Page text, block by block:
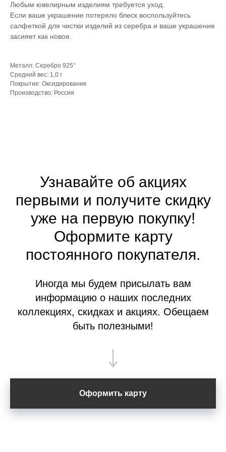
Любым ювелирным изделиям требуется уход.
Если ваше украшение потеряло блеск воспользуйтесь
салфеткой для чистки изделий из серебра и ваше украшение
засияет как новое.
Металл: Серебро 925°
Средний вес: 1,0 г
Покрытие: Оксидирование
Производство: Россия
Узнавайте об акциях
первыми и получите скидку
уже на первую покупку!
Оформите карту
постоянного покупателя.
Иногда мы будем присылать вам
информацию о наших последних
коллекциях, скидках и акциях. Обещаем
быть полезными!
Оформить карту